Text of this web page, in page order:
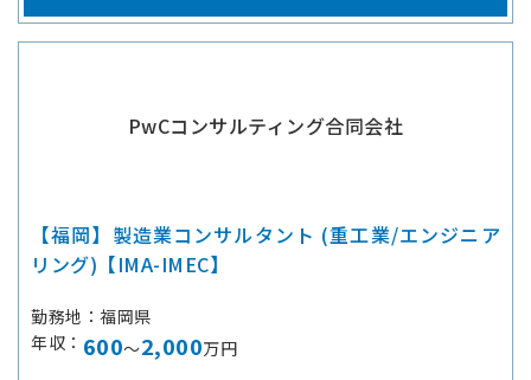
PwCコンサルティング合同会社
【福岡】製造業コンサルタント (重工業/エンジニア
リング)【IMA-IMEC】
勤務地
福岡県
年収
600～2,000万円